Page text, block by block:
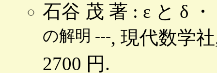
石谷 茂 著 : ε と δ
の解明 ---, 現代数学
2700 円.